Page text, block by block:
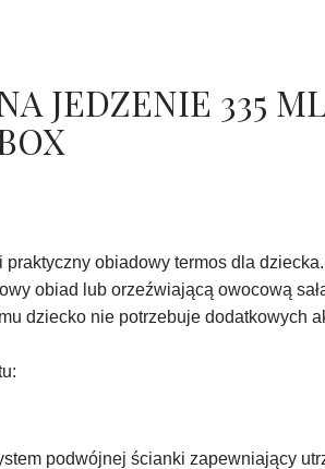
JEDZENIE 335
praktyczny obiadowy termos dla
obiad lub orzeźwiającą owocową
dziecko nie potrzebuje dodatkowych
podwójnej ścianki zapewniający